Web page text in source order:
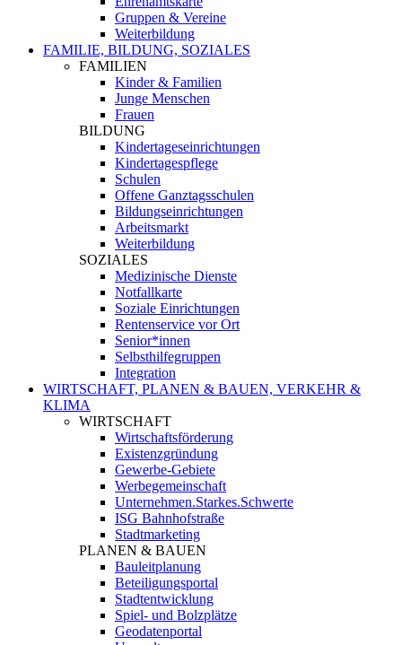
Gruppen & Vereine
Weiterbildung
FAMILIE, BILDUNG, SOZIALES
FAMILIEN
Kinder & Familien
Junge Menschen
Frauen
BILDUNG
Kindertageseinrichtungen
Kindertagespflege
Schulen
Offene Ganztagsschulen
Bildungseinrichtungen
Arbeitsmarkt
Weiterbildung
SOZIALES
Medizinische Dienste
Notfallkarte
Soziale Einrichtungen
Rentenservice vor Ort
Senior*innen
Selbsthilfegruppen
Integration
WIRTSCHAFT, PLANEN & BAUEN, VERKEHR &
KLIMA
WIRTSCHAFT
Wirtschaftsförderung
Existenzgründung
Gewerbe-Gebiete
Werbegemeinschaft
Unternehmen.Starkes.Schwerte
ISG Bahnhofstraße
Stadtmarketing
PLANEN & BAUEN
Bauleitplanung
Beteiligungsportal
Stadtentwicklung
Spiel- und Bolzplätze
Geodatenportal